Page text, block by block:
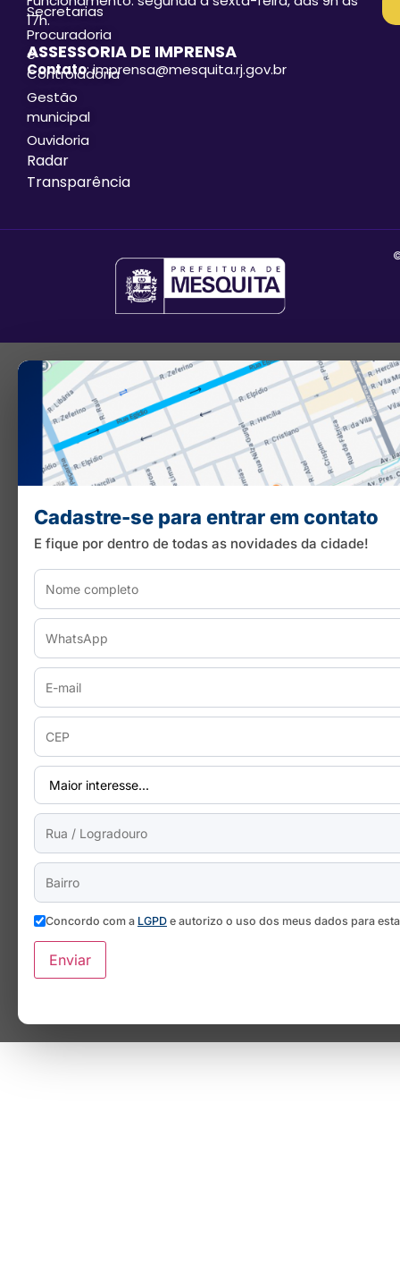
Secretarias
Procuradoria
e
Controladoria
Gestão
municipal
Ouvidoria
Radar
Transparência
17h.
ASSESSORIA DE IMPRENSA
Contato: imprensa@mesquita.rj.gov.br
Cadastre-se para entrar em contato
E fique por dentro de todas as novidades da cidade!
Concordo com a LGPD e autorizo o uso dos meus dados para
Enviar